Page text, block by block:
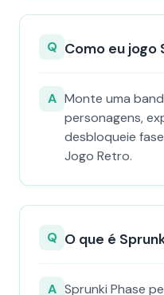
Q Como eu jogo
A Monte uma
personagens,
desbloqueie
Jogo Retro.
Q O que é
A Sprunki Phase